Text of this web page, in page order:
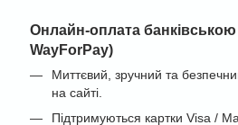
Онлайн-оплата
WayForPay)
Миттєвий, зручний та
на сайті.
Підтримуються картки Visa /